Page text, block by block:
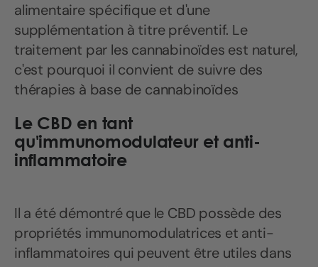
alimentaire spécifique et d'une
supplémentation à titre préventif. Le
traitement par les cannabinoïdes est naturel,
c'est pourquoi il convient de suivre des
thérapies à base de cannabinoïdes
Le CBD en tant
qu'immunomodulateur et anti-
inflammatoire
Il a été démontré que le CBD possède des
propriétés immunomodulatrices et anti-
inflammatoires qui peuvent être utiles dans